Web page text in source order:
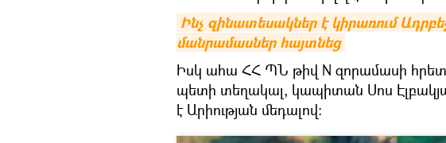
Ինչ զինատեսակներ է կիրառում
մանրամասներ հայտնեց
Իսկ ահա ՀՀ ՊՆ թիվ N զորամասի
պետի տեղակալ, կապիտան Սոս
է Արիության մեդալով: